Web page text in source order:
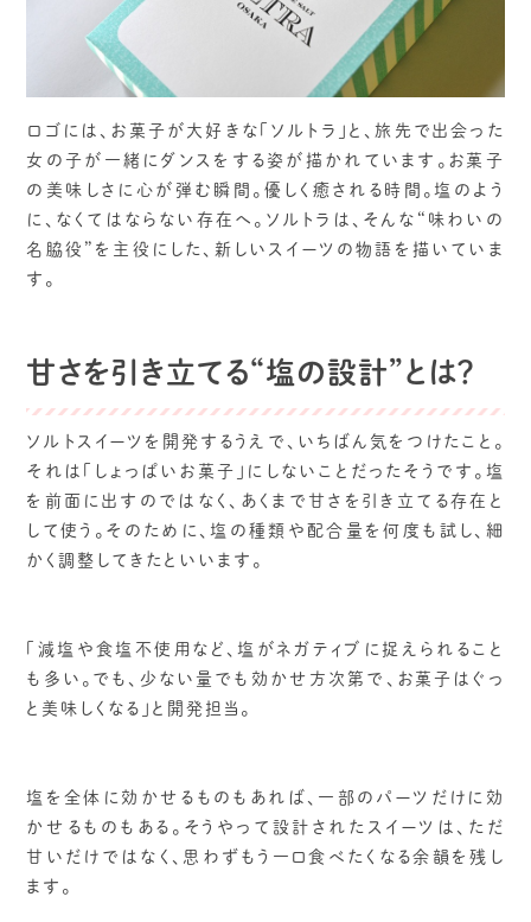
ロゴには、お菓子が大好きな「ソルトラ」と、旅先で出会った
女の子が一緒にダンスをする姿が描かれています。お菓子
の美味しさに心が弾む瞬間。優しく癒される時間。塩のよう
に、なくてはならない存在へ。ソルトラは、そんな“味わいの
名脇役”を主役にした、新しいスイーツの物語を描いていま
す。
甘さを引き立てる“塩の設計”とは？
ソルトスイーツを開発するうえで、いちばん気をつけたこと。
それは「しょっぱいお菓子」にしないことだったそうです。塩
を前面に出すのではなく、あくまで甘さを引き立てる存在と
して使う。そのために、塩の種類や配合量を何度も試し、細
かく調整してきたといいます。
「減塩や食塩不使用など、塩がネガティブに捉えられること
も多い。でも、少ない量でも効かせ方次第で、お菓子はぐっ
と美味しくなる」と開発担当。
塩を全体に効かせるものもあれば、一部のパーツだけに効
かせるものもある。そうやって設計されたスイーツは、ただ
甘いだけではなく、思わずもう一口食べたくなる余韻を残し
ます。